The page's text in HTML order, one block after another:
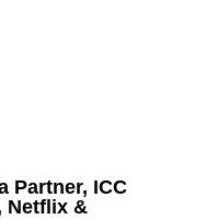
Partner, ICC
Netflix &